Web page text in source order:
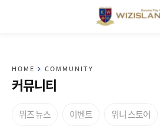
HOME COMMUNITY
커뮤니티
위즈 뉴스 이벤트 위니 스토어